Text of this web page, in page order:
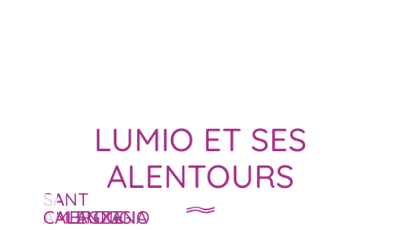
LUMIO ET SES
ALENTOURS
LA
BALAGNE
SANT
AMBROGGIO
CALENZANA